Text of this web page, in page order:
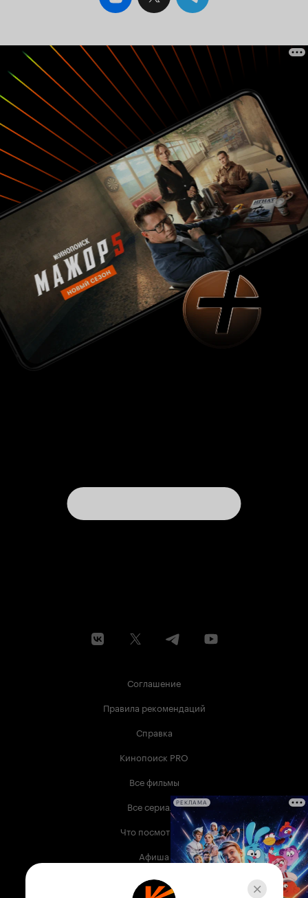
Соглашение
Правила рекомендаций
Справка
Кинопоиск PRO
Все фильмы
Все сериалы
Что посмотреть
Афиша
Музыка
РЕКЛАМА